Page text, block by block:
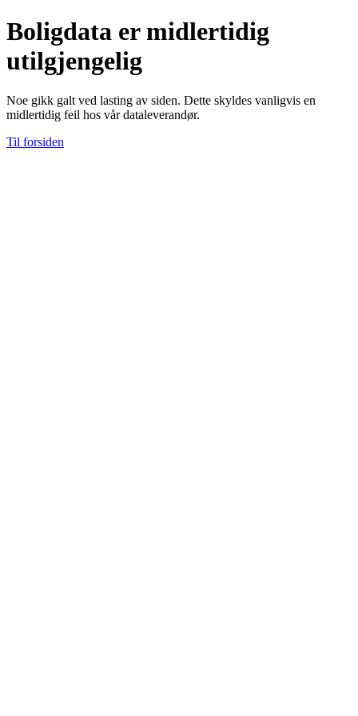
Boligdata er midlertidig
utilgjengelig
Noe gikk galt ved lasting av siden. Dette skyldes vanligvis en
midlertidig feil hos vår dataleverandør.
Til forsiden